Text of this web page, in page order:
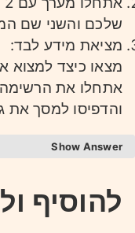
שלכם והשני שם
מציאת מידע לבד:
מצאו כיצד למצוא
אתחלו את
והדפיסו למסך את
Answer
להוסיף